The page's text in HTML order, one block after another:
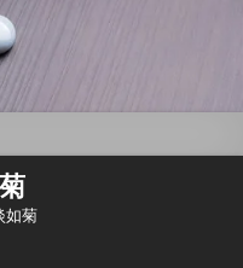
如菊